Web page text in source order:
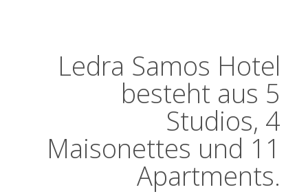
Ledra Samos Hotel
besteht aus 5
Studios, 4
Maisonettes und 11
Apartments.